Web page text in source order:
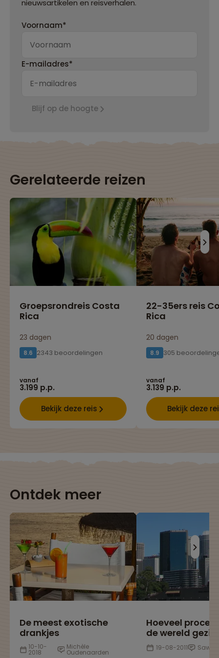
nieuwsartikelen en reisverhalen.
Voornaam*
E-mailadres*
Blijf op de hoogte
Gerelateerde reizen
Groepsrondreis Costa
Rica
23 dagen
8.6 2343 beoordelingen
vanaf
3.199 p.p.
Bekijk deze reis
22-35ers reis
Rica
20 dagen
8.9 305
vanaf
3.139 p.p.
Bekijk deze
Ontdek meer
De meest exotische
drankjes
10-10-
2018
Michèle
Oudenaarden
Hoeveel
de wereld
19-08-2011